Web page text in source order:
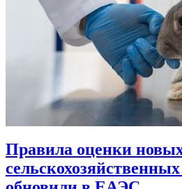
Правила оценки